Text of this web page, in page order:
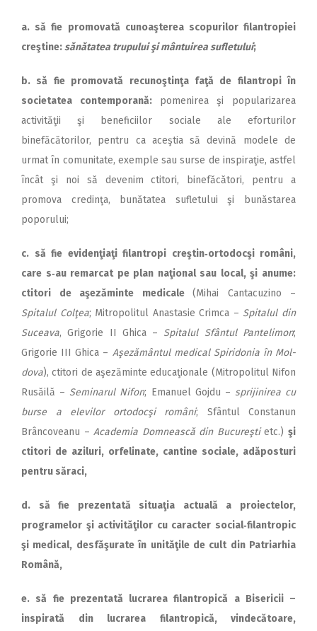
a. să fie promovată cunoaşterea scopurilor filantropiei
creştine:sănătatea trupului şi mântuirea sufletului;
b. să fie promovată recunoştinţa faţă de filantropi în
societatea contemporană: pomenirea şi popularizarea
activităţii şi beneficiilor sociale ale eforturilor
binefăcătorilor, pentru ca aceştia să devină modele de
urmat în comunitate, exemple sau surse de inspiraţie, astfel
încât şi noi să devenim ctitori, binefăcători, pentru a
promova credinţa, bunătatea sufletului şi bunăstarea
poporului;
c. să fie evidenţiaţi filantropi creştin‑ortodocşi români,
care s‑au remarcat pe plan naţional sau local, şi anume:
ctitori de aşezăminte medicale (Mihai Cantacuzino –
Spitalul Colţea; Mitropolitul Anastasie Crimca – Spitalul din
Suceava, Grigorie II Ghica – Spitalul Sfântul Pantelimon;
Grigorie III Ghica – Aşezământul medical Spiridonia în Mol­
dova), ctitori de aşezăminte educaţionale (Mitropolitul Nifon
Rusăilă – Seminarul Nifon; Emanuel Gojdu – sprijinirea cu
burse a elevilor ortodocşi români; Sfântul Constanun
Brâncoveanu –Academia Domnească din Bucureştietc.)şi
ctitori de aziluri, orfelinate, cantine sociale, adăposturi
pentru săraci,
d. să fie prezentată situaţia actuală a proiectelor,
programelor şi activităţilor cu caracter social‑filantropic
şi medical, desfăşurate în unităţile de cult din Patriarhia
Română,
e. să fie prezentată lucrarea filantropică a Bisericii –
inspirată din lucrarea filantropică, vindecătoare,